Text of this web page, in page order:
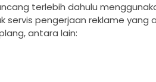
terlebih dahulu
servis pengerjaan reklame
antara lain: